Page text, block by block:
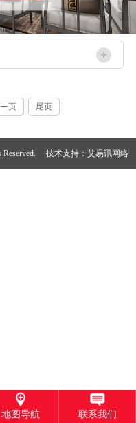
页 尾页
技术支持：艾易讯网络
地图导航 联系我们